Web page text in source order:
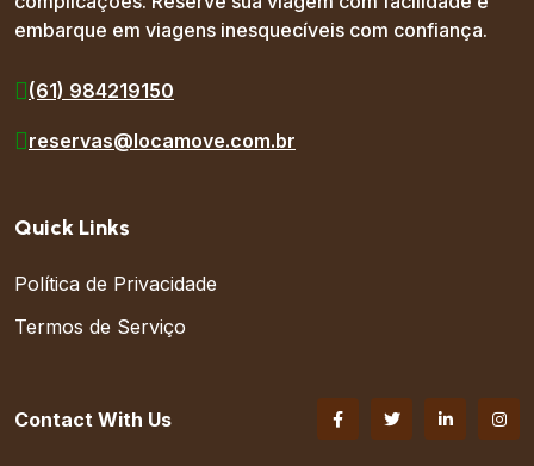
embarque em viagens inesquecíveis com confiança.
(61) 984219150
reservas@locamove.com.br
Quick Links
Política de Privacidade
Termos de Serviço
Contact With Us